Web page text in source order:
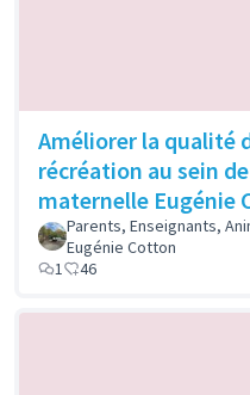
Améliorer la qualité
récréation au sein de
maternelle Eugénie
Parents, Enseignants,
Eugénie Cotton
1
46